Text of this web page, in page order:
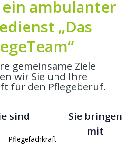
ambulanter
„Das
gemeinsame Ziele
wir Sie und Ihre
für den Pflegeberuf.
sind
Pflegefachkraft
Sie bringen
mit